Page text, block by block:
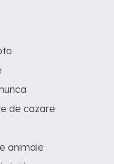
de cazare
animale